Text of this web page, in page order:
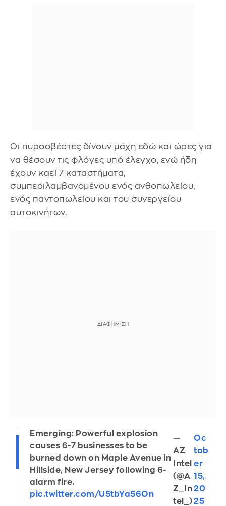
Οι πυροσβέστες δίνουν μάχη εδώ και ώρες για
να θέσουν τις φλόγες υπό έλεγχο, ενώ ήδη
έχουν καεί 7 καταστήματα,
συμπεριλαμβανομένου ενός ανθοπωλείου,
ενός παντοπωλείου και του συνεργείου
αυτοκινήτων.
Emerging: Powerful explosion
causes 6-7 businesses to be
burned down on Maple Avenue in
Hillside, New Jersey following 6-
alarm fire.
pic.twitter.com/U5tbYa56On
—
AZ
Intel
(@A
Z_In
tel_)
Oc
tob
er
15,
20
25